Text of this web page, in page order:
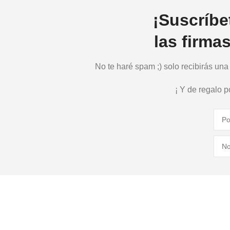
las
No te haré spam ;) solo recibirás
¡ Y de regalo